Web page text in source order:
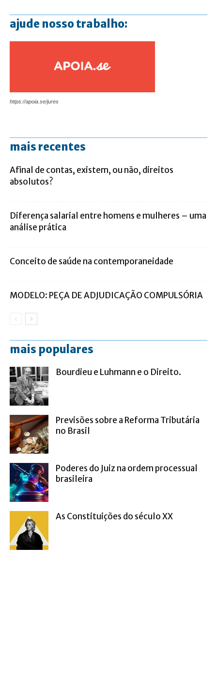
ajude nosso trabalho:
https://apoia.se/jures
mais recentes
Afinal de contas, existem, ou não, direitos
absolutos?
Diferença salarial entre homens e mulheres – uma
análise prática
Conceito de saúde na contemporaneidade
MODELO: PEÇA DE ADJUDICAÇÃO COMPULSÓRIA
mais populares
Bourdieu e Luhmann e o Direito.
Previsões sobre a Reforma Tributária
no Brasil
Poderes do Juiz na ordem processual
brasileira
As Constituições do século XX